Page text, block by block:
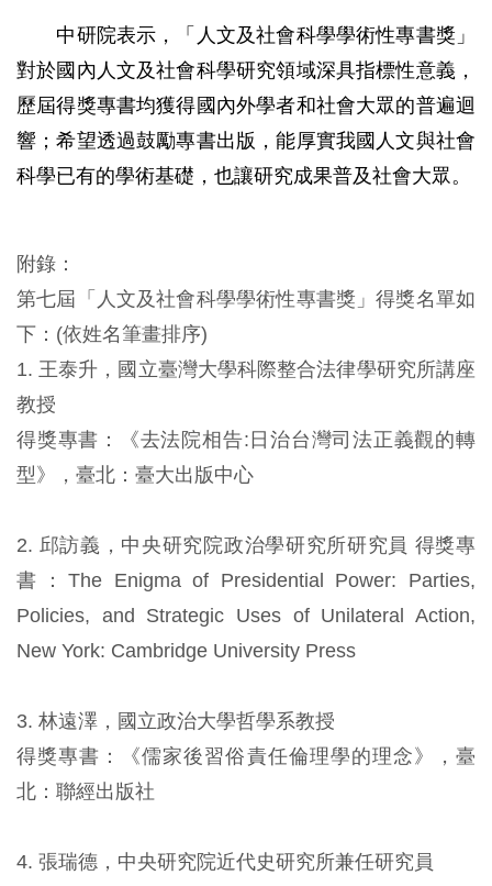
中研院表示，「人文及社會科學學術性專書獎」
對於國內人文及社會科學研究領域深具指標性意義，
歷屆得獎專書均獲得國內外學者和社會大眾的普遍迴
響；希望透過鼓勵專書出版，能厚實我國人文與社會
科學已有的學術基礎，也讓研究成果普及社會大眾。
附錄：
第七屆「人文及社會科學學術性專書獎」得獎名單如
下：(依姓名筆畫排序)
1. 王泰升，國立臺灣大學科際整合法律學研究所講座
教授
得獎專書：《去法院相告:日治台灣司法正義觀的轉
型》，臺北：臺大出版中心
2. 邱訪義，中央研究院政治學研究所研究員 得獎專
書：The Enigma of Presidential Power: Parties,
Policies, and Strategic Uses of Unilateral Action,
New York: Cambridge University Press
3. 林遠澤，國立政治大學哲學系教授
得獎專書：《儒家後習俗責任倫理學的理念》，臺
北：聯經出版社
4. 張瑞德，中央研究院近代史研究所兼任研究員